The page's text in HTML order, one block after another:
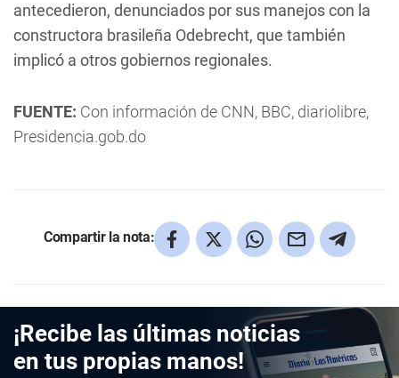
antecedieron, denunciados por sus manejos con la
constructora brasileña Odebrecht, que también
implicó a otros gobiernos regionales.
FUENTE: Con información de CNN, BBC, diariolibre,
Presidencia.gob.do
Compartir la nota:
¡Recibe las últimas noticias
en tus propias manos!